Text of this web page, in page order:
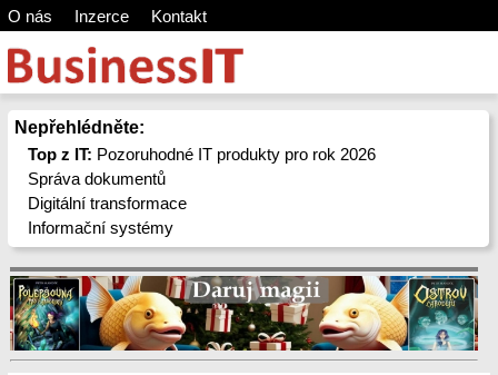
O nás Inzerce Kontakt
Nepřehlédněte:
Top z IT: Pozoruhodné IT produkty pro rok 2026
Správa dokumentů
Digitální transformace
Informační systémy